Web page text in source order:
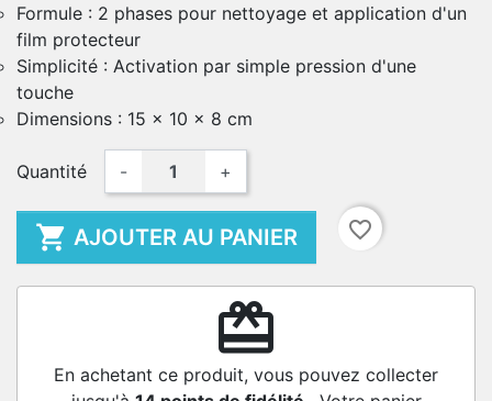
Formule : 2 phases pour nettoyage et application d'un
film protecteur
Simplicité : Activation par simple pression d'une
touche
Dimensions : 15 x 10 x 8 cm
Quantité - +
 AJOUTER AU PANIER favorite_border
redeem
En achetant ce produit, vous pouvez collecter